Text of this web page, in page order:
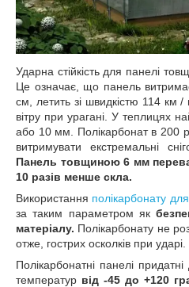
Ударна стійкість для панелі
Це означає, що панель
см, летить зі швидкістю 114 км /
вітру при урагані. У теплицях
або 10 мм. Полікарбонат в 200
витримувати екстремальні
Панель товщиною 6 мм
10 разів менше скла.
Використання полікарбонату
за таким параметром як
матеріалу. Полікарбонату не
отже, гострих осколків при ударі.
Полікарбонатні панелі придатні
температур від -45 до +120